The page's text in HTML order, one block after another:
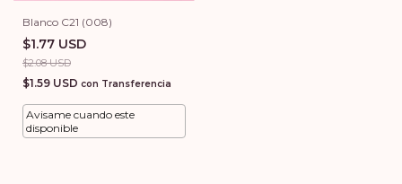
Blanco C21 (008)
$1.77 USD
$2.08 USD
$1.59 USD con Transferencia
Avisame cuando este
disponible